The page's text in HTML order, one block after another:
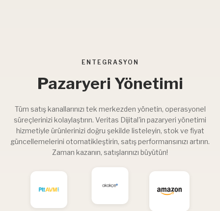
ENTEGRASYON
Pazaryeri Yönetimi
Tüm satış kanallarınızı tek merkezden yönetin, operasyonel
süreçlerinizi kolaylaştırın. Veritas Dijital'in pazaryeri yönetimi
hizmetiyle ürünlerinizi doğru şekilde listeleyin, stok ve fiyat
güncellemelerini otomatikleştirin, satış performansınızı artırın.
Zaman kazanın, satışlarınızı büyütün!